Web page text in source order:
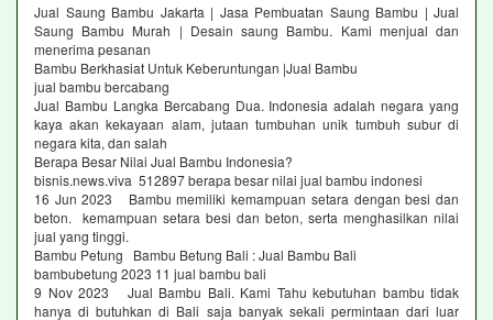
Jual Saung Bambu Jakarta | Jasa Pembuatan Saung Bambu | Jual
Saung Bambu Murah | Desain saung Bambu. Kami menjual dan
menerima pesanan
Bambu Berkhasiat Untuk Keberuntungan |Jual Bambu
jual bambu bercabang
Jual Bambu Langka Bercabang Dua. Indonesia adalah negara yang
kaya akan kekayaan alam, jutaan tumbuhan unik tumbuh subur di
negara kita, dan salah
Berapa Besar Nilai Jual Bambu Indonesia?
bisnis.news.viva 512897 berapa besar nilai jual bambu indonesi
16 Jun 2023 Bambu memiliki kemampuan setara dengan besi dan
beton. kemampuan setara besi dan beton, serta menghasilkan nilai
jual yang tinggi.
Bambu Petung Bambu Betung Bali : Jual Bambu Bali
bambubetung 2023 11 jual bambu bali
9 Nov 2023 Jual Bambu Bali. Kami Tahu kebutuhan bambu tidak
hanya di butuhkan di Bali saja banyak sekali permintaan dari luar